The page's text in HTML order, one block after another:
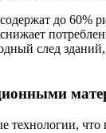
до 60%
снижает
след